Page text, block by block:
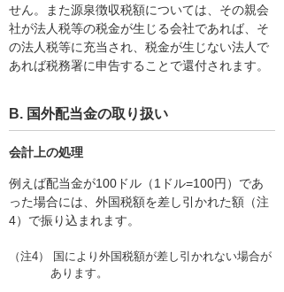
せん。また源泉徴収税額については、その親会
社が法人税等の税金が生じる会社であれば、そ
の法人税等に充当され、税金が生じない法人で
あれば税務署に申告することで還付されます。
B. 国外配当金の取り扱い
会計上の処理
例えば配当金が100ドル（1ドル=100円）であ
った場合には、外国税額を差し引かれた額（注
4）で振り込まれます。
（注4） 国により外国税額が差し引かれない場合が
あります。